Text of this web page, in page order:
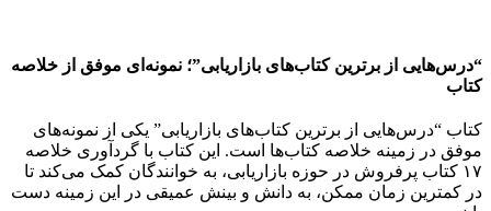
“درس‌هایی از برترین کتاب‌های بازاریابی”؛ نمونه‌ای موفق از خلاصه
کتاب
کتاب “درس‌هایی از برترین کتاب‌های بازاریابی” یکی از نمونه‌های
موفق در زمینه خلاصه کتاب‌ها است. این کتاب با گردآوری خلاصه
۱۷ کتاب پرفروش در حوزه بازاریابی، به خوانندگان کمک می‌کند تا
در کمترین زمان ممکن، به دانش و بینش عمیقی در این زمینه دست